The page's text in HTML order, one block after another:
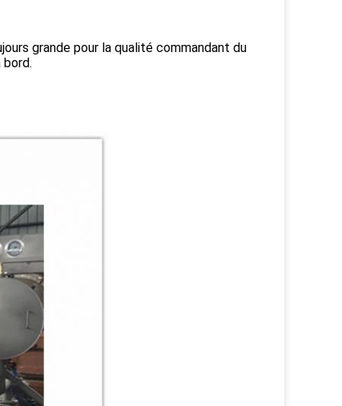
grande pour la qualité commandant du